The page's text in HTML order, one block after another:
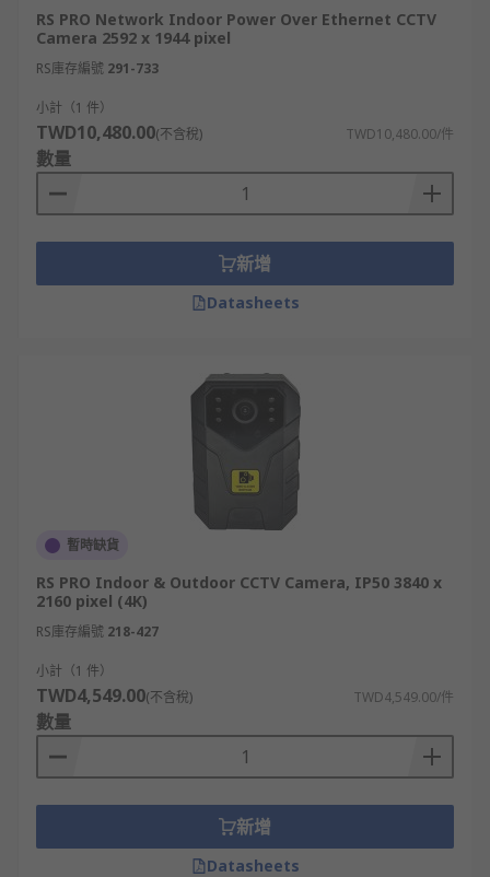
RS PRO Network Indoor Power Over Ethernet CCTV
Camera 2592 x 1944 pixel
RS庫存編號 291-733
小計（1 件）
TWD10,480.00(不含稅) TWD10,480.00/件
數量
新增
Datasheets
暫時缺貨
RS PRO Indoor & Outdoor CCTV Camera, IP50 3840 x
2160 pixel (4K)
RS庫存編號 218-427
小計（1 件）
TWD4,549.00(不含稅) TWD4,549.00/件
數量
新增
Datasheets